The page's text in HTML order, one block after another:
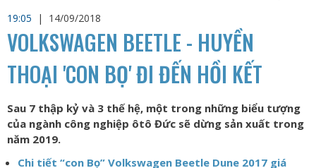
19:05
| 14/09/2018
VOLKSWAGEN BEETLE - HUYỀN
THOẠI 'CON BỌ' ĐI ĐẾN HỒI KẾT
Sau 7 thập kỷ và 3 thế hệ, một trong những biểu tượng
của ngành công nghiệp ôtô Đức sẽ dừng sản xuất trong
năm 2019.
Chi tiết “con Bọ” Volkswagen Beetle Dune 2017 giá